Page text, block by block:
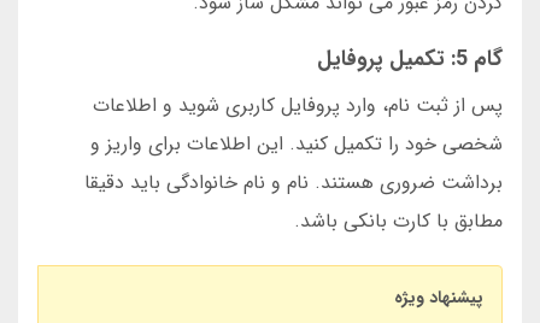
گام 5: تکمیل پروفایل
پس از ثبت نام، وارد پروفایل کاربری شوید و اطلاعات
شخصی خود را تکمیل کنید. این اطلاعات برای واریز و
برداشت ضروری هستند. نام و نام خانوادگی باید دقیقا
مطابق با کارت بانکی باشد.
پیشنهاد ویژه